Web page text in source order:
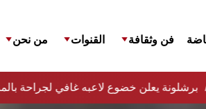
فن وثقافة القنوات من نحن
برشلونة يعلن خضوع لاعبه غافي لجراحة